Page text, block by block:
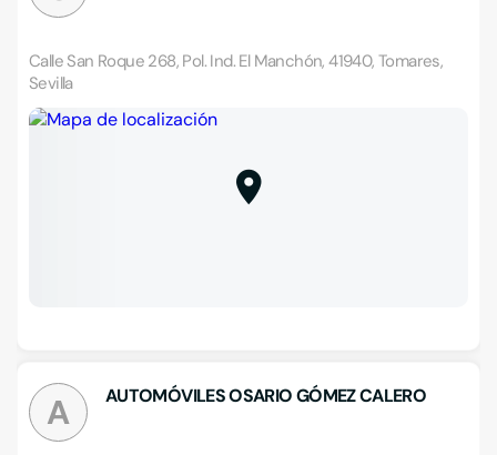
Calle San Roque 268, Pol. Ind. El Manchón, 41940, Tomares,
Sevilla
A AUTOMÓVILES OSARIO GÓMEZ CALERO